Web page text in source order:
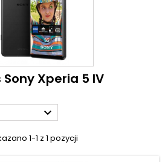
Sony Xperia 5 IV

1-1 z 1 pozycji